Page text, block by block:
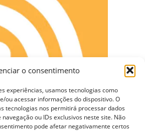
o consentimento
experiências, usamos tecnologias como
ou acessar informações do dispositivo. O
tecnologias nos permitirá processar dados
ou IDs exclusivos neste site. Não
pode afetar negativamente certos